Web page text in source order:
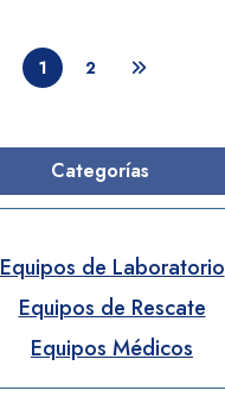
Categorías
Equipos de Laboratorio
Equipos de Rescate
Equipos Médicos
1 2